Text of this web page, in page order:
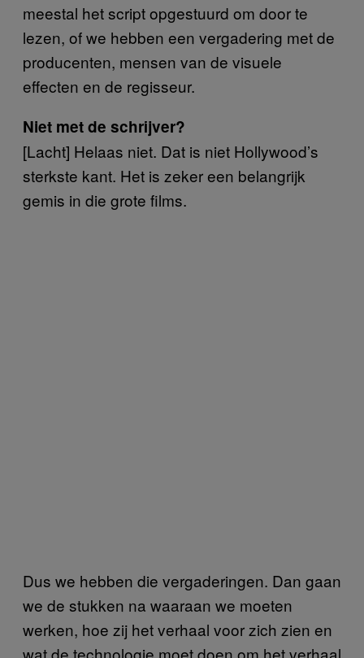
meestal het script opgestuurd om door te
lezen, of we hebben een vergadering met de
producenten, mensen van de visuele
effecten en de regisseur.
Niet met de schrijver?
[Lacht] Helaas niet. Dat is niet Hollywood’s
sterkste kant. Het is zeker een belangrijk
gemis in die grote films.
Dus we hebben die vergaderingen. Dan gaan
we de stukken na waaraan we moeten
werken, hoe zij het verhaal voor zich zien en
wat de technologie moet doen om het verhaal